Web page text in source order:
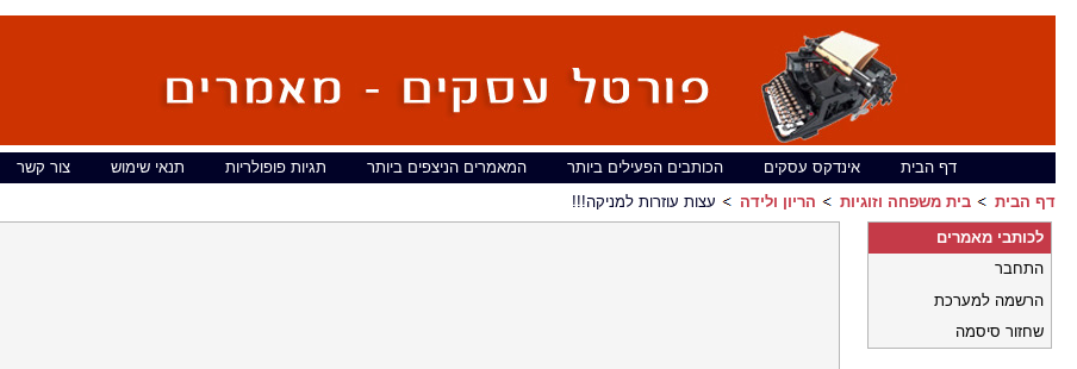
דף הבית אינדקס עסקים הכותבים הפעילים ביותר המאמרים הניצפים ביותר תגיות פופולריות תנאי שימוש
צור קשר
דף הבית
בית משפחה וזוגיות הריון ולידה עצות עוזרות למניקה!!!
לכותבי מאמרים
התחבר
הרשמה למערכת
שחזור סיסמה